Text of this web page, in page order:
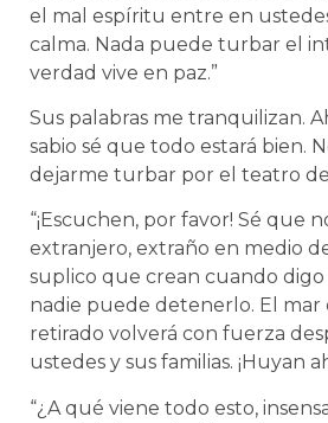
el mal espíritu entre en
calma. Nada puede turbar el
verdad vive en paz.”
Sus palabras me tranquilizan.
sabio sé que todo estará bien.
dejarme turbar por el teatro
“¡Escuchen, por favor! Sé que
extranjero, extraño en medio
suplico que crean cuando
nadie puede detenerlo. El mar
retirado volverá con fuerza
ustedes y sus familias. ¡Huyan
“¿A qué viene todo esto,